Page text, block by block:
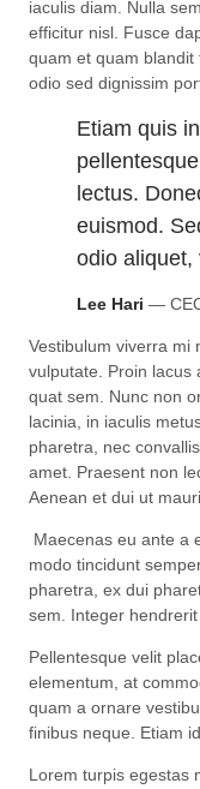
iaculis diam. Nulla
efficitur nisl. Fusce
quam et quam
odio sed dignissim
Etiam quis
lectus.
euismod.
odio aliquet,
Lee Hari —
Vestibulum viverra mi
vulputate. Proin lacus
quat sem. Nunc non
lacinia, in iaculis
pharetra, nec
amet. Praesent non
Aenean et dui ut
Maecenas eu ante a
modo tincidunt
pharetra, ex dui
sem. Integer hendrerit
Pellentesque velit
elementum, at
quam a ornare
finibus neque. Etiam
Lorem turpis egestas